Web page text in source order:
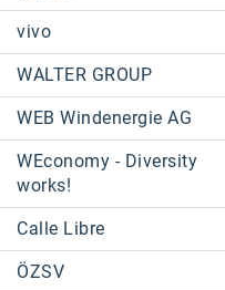
vivo
WALTER GROUP
WEB Windenergie AG
WEconomy - Diversity
works!
Calle Libre
ÖZSV